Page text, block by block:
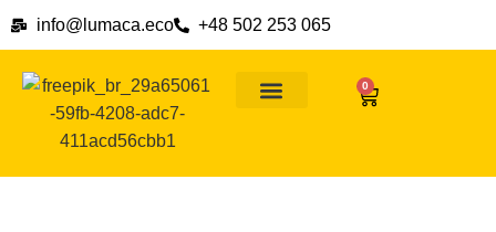
info@lumaca.eco +48 502 253 065
0